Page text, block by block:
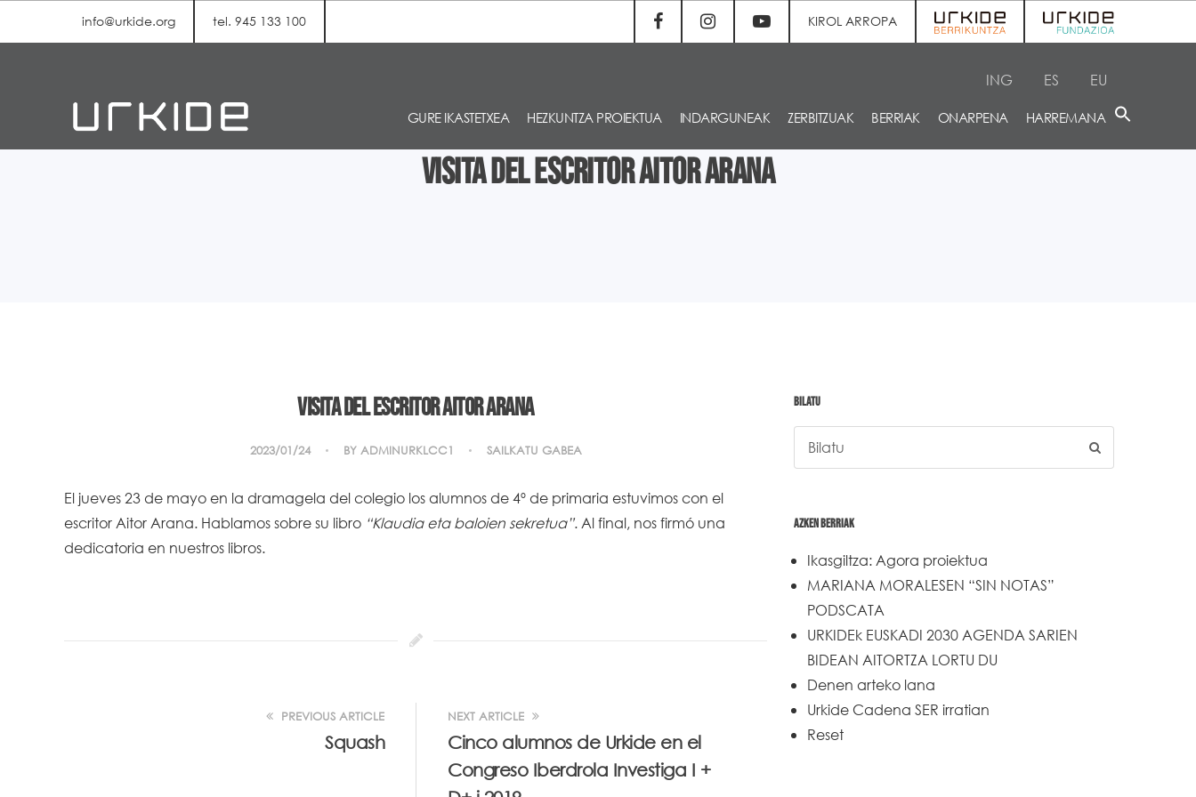
info@urkide.org tel. 945 133 100 KIROL ARROPA
ING ES EU
GURE IKASTETXEA HEZKUNTZA PROIEKTUA INDARGUNEAK ZERBITZUAK BERRIAK ONARPENA HARREMANA
Visita del escritor Aitor Arana
Visita del escritor Aitor Arana
2023/01/24 BY ADMINURKLCC1 SAILKATU GABEA
El jueves 23 de mayo en la dramagela del colegio los alumnos de 4º de primaria estuvimos con el
escritor Aitor Arana. Hablamos sobre su libro “Klaudia eta baloien sekretua”. Al final, nos firmó una
dedicatoria en nuestros libros.
PREVIOUS ARTICLE
Squash
NEXT ARTICLE
Cinco alumnos de Urkide en el
Congreso Iberdrola Investiga I +
BILATU
AZKEN BERRIAK
Ikasgiltza: Agora proiektua
MARIANA MORALESEN “SIN NOTAS”
PODSCATA
URKIDEk EUSKADI 2030 AGENDA SARIEN
BIDEAN AITORTZA LORTU DU
Denen arteko lana
Urkide Cadena SER irratian
Reset